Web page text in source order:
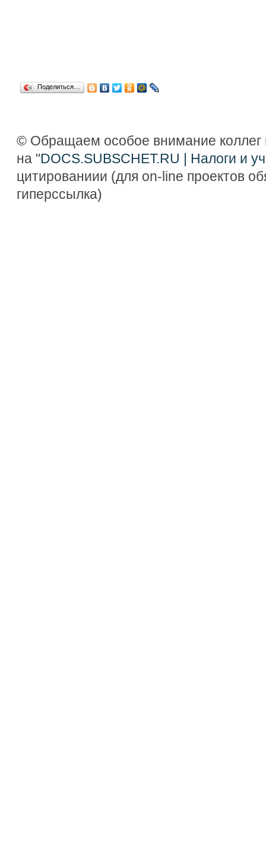
Поделиться…
© Обращаем особое внимание коллег
на "DOCS.SUBSCHET.RU | Налоги и
цитированиии (для on-line проектов
гиперссылка)